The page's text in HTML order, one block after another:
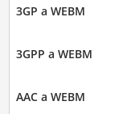
3GP a WEBM
3GPP a WEBM
AAC a WEBM